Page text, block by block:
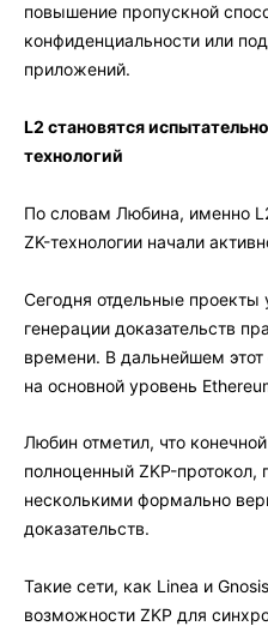
повышение пропускной
конфиденциальности или
приложений.
L2 становятся
технологий
По словам Любина, именно
ZK-технологии начали
Сегодня отдельные
генерации доказательств
времени. В дальнейшем
на основной уровень
Любин отметил, что
полноценный ZKP-
несколькими формально
доказательств.
Такие сети, как Linea и
возможности ZKP для